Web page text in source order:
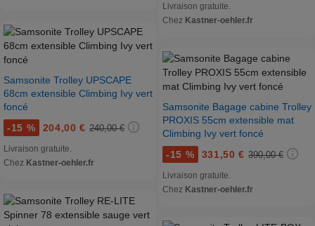
Samsonite Trolley UPSCAPE
68cm extensible Climbing Ivy vert
foncé
-15 % 204,00 € 240,00 €
Livraison gratuite.
Chez Kastner-oehler.fr
Livraison gratuite.
Chez Kastner-oehler.fr
Samsonite Bagage cabine Trolley
PROXIS 55cm extensible mat
Climbing Ivy vert foncé
-15 % 331,50 € 390,00 €
Livraison gratuite.
Chez Kastner-oehler.fr